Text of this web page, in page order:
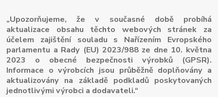
„Upozorňujeme, že v současné době probíhá
aktualizace obsahu těchto webových stránek za
účelem zajištění souladu s Nařízením Evropského
parlamentu a Rady (EU) 2023/988 ze dne 10. května
2023 o obecné bezpečnosti výrobků (GPSR).
Informace o výrobcích jsou průběžně doplňovány a
aktualizovány na základě podkladů poskytovaných
jednotlivými výrobci a dodavateli.“